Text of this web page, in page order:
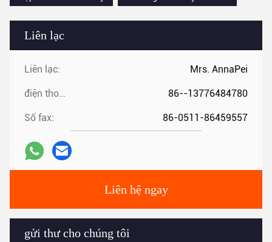
Liên lạc
Liên lạc: Mrs. AnnaPei
điện thoại: 86--13776484780
Số fax: 86-0511-86459557
Liên hệ ngay
gửi thư cho chúng tôi